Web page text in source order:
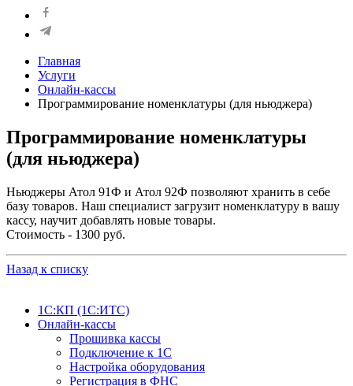
Главная
Услуги
Онлайн-кассы
Программирование номенклатуры (для ньюджера)
Программирование номенклатуры
(для ньюджера)
Ньюджеры Атол 91Ф и Атол 92Ф позволяют хранить в себе
базу товаров. Наш специалист загрузит номенклатуру в вашу
кассу, научит добавлять новые товары.
Стоимость - 1300 руб.
Назад к списку
1С:КП (1С:ИТС)
Онлайн-кассы
Прошивка кассы
Подключение к 1С
Настройка оборудования
Регистрация в ФНС